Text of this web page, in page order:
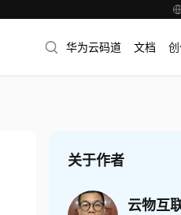
华为云码道 文档
关于作者
云物互